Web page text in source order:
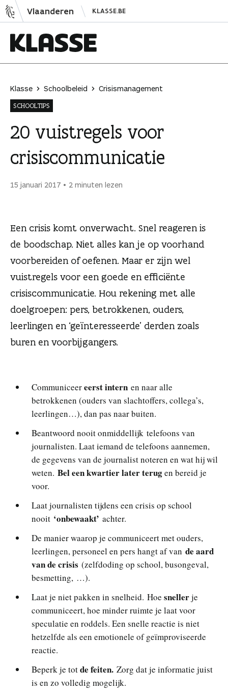
N
a
Vlaanderen KLASSE.BE
a
s
s
e
Klasse Schoolbeleid
Crisismanagement
SCHOOLTIPS
20 vuistregels voor
crisiscommunicatie
15 januari 2017 2 minuten lezen
Een crisis komt onverwacht. Snel reageren is
de boodschap. Niet alles kan je op voorhand
voorbereiden of oefenen. Maar er zijn wel
vuistregels voor een goede en efficiënte
crisiscommunicatie. Hou rekening met alle
doelgroepen: pers, betrokkenen, ouders,
leerlingen en ‘geïnteresseerde’ derden zoals
buren en voorbijgangers.
Communiceereerst intern en naar alle
betrokkenen (ouders van slachtoffers, collega’s,
leerlingen…), dan pas naar buiten.
Beantwoord nooit onmiddellijk telefoons van
journalisten. Laat iemand de telefoons aannemen,
de gegevens van de journalist noteren en wat hij wil
weten. Bel een kwartier later terugen bereid je
voor.
Laat journalisten tijdens een crisis op school
nooit ‘onbewaakt’ achter.
De manier waarop je communiceert met ouders,
leerlingen, personeel en pers hangt af van de aard
van de crisis (zelfdoding op school, busongeval,
besmetting, …).
Laat je niet pakken in snelheid. Hoe snellerje
communiceert, hoe minder ruimte je laat voor
speculatie en roddels. Een snelle reactie is niet
hetzelfde als een emotionele of geïmproviseerde
reactie.
Beperk je totde feiten. Zorg dat je informatie juist
is en zo volledig mogelijk.